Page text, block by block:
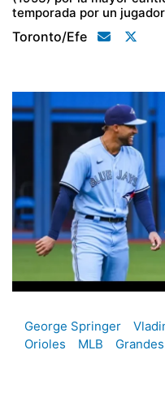
temporada por un
Toronto/efe
George Springer
Orioles
MLB